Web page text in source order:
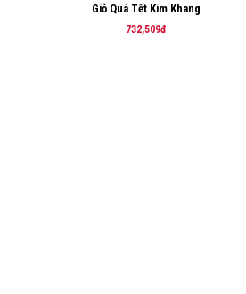
Giỏ Quà Tết Kim Khang
732,509đ